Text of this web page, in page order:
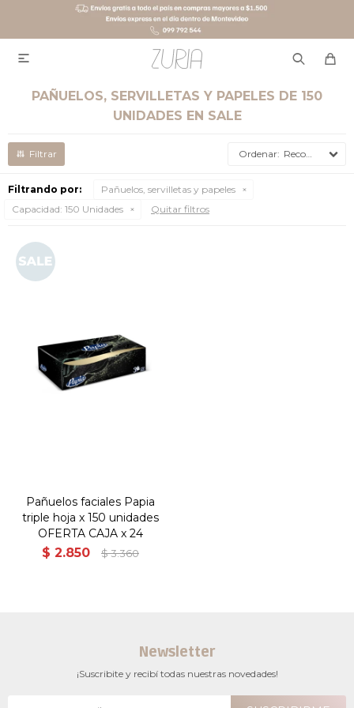

PAÑUELOS, SERVILLETAS Y PAPELES DE 150
UNIDADES EN SALE
Recomendados
Filtrando por:
Pañuelos, servilletas y papeles
Capacidad: 150 Unidades Quitar filtros
Pañuelos faciales Papia
triple hoja x 150 unidades
OFERTA CAJA x 24
$ 2.850 $ 3.360
Newsletter
¡Suscribite y recibí todas nuestras novedades!